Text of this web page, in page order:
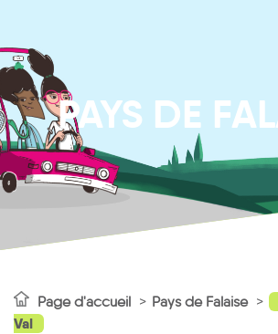
PAYS DE
Page d'accueil Pays de Falaise
Val